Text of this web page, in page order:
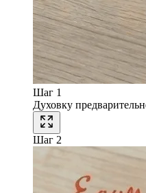
Шаг 1
Духовку
Шаг 2